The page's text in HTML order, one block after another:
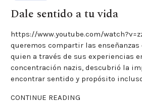
Dale sentido a tu vida
https://www.youtube.com/
queremos compartir las
quien a través de sus experiencias
concentración nazis, descubrió la
encontrar sentido y propósito
CONTINUE READING